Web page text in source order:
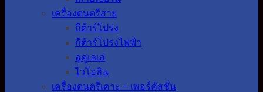
เครื่องดนตรีสาย
กีต้าร์โปร่ง
กีต้าร์โปร่งไฟฟ้า
อูคูเลเล่
ไวโอลิน
เครื่องดนตรีเคาะ – เพอร์คัสชั่น